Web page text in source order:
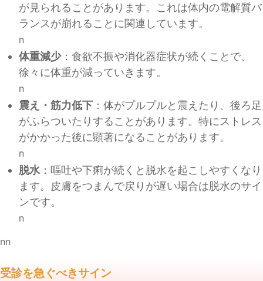
が見られることがあります。これは体内の電解質バ
ランスが崩れることに関連しています。
n
体重減少：食欲不振や消化器症状が続くことで、
徐々に体重が減っていきます。
n
震え・筋力低下 ：体がプルプルと震えたり、後ろ足
がふらついたりすることがあります。特にストレス
がかかった後に顕著になることがあります。
n
脱水 ：嘔吐や下痢が続くと脱水を起こしやすくなり
ます。皮膚をつまんで戻りが遅い場合は脱水のサイ
ンです。
n
nn
受診を急ぐべきサイン